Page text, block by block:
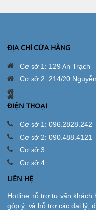
ĐỊA CHỈ CỬA HÀNG
Cơ sở 1: 129 An Trạch
Cơ sở 2: 214/20
ĐIỆN THOẠI
Cơ sở 1: 096.2828.242
Cơ sở 2: 090.488.4121
Cơ sở 3:
Cơ sở 4:
LIÊN HỆ
Hotline hỗ trợ tư vấn khách
góp ý, và hỗ trợ các đại lý,